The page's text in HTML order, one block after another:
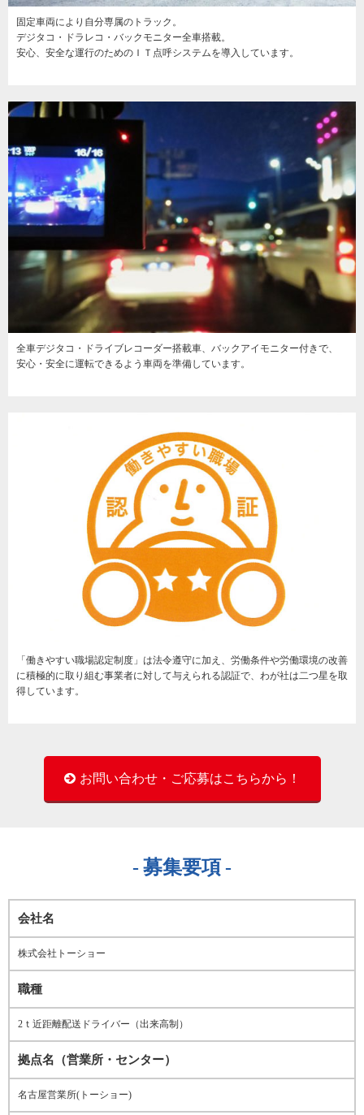
固定車両により自分専属のトラック。
デジタコ・ドラレコ・バックモニター全車搭載。
安心、安全な運行のためのＩＴ点呼システムを導入しています。
全車デジタコ・ドライブレコーダー搭載車、バックアイモニター付きで、
安心・安全に運転できるよう車両を準備しています。
「働きやすい職場認定制度」は法令遵守に加え、労働条件や労働環境の改善
に積極的に取り組む事業者に対して与えられる認証で、わが社は二つ星を取
得しています。
お問い合わせ・ご応募はこちらから！
募集要項
会社名
株式会社トーショー
職種
2ｔ近距離配送ドライバー（出来高制）
拠点名（営業所・センター）
名古屋営業所(トーショー)